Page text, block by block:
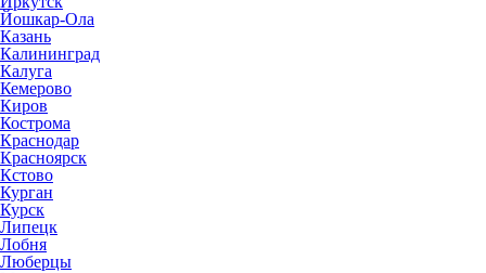
Йошкар-Ола
Казань
Калининград
Калуга
Кемерово
Киров
Кострома
Краснодар
Красноярск
Кстово
Курган
Курск
Липецк
Лобня
Люберцы